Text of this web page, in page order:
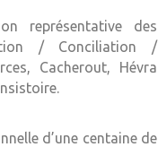
représentative des
/ Conciliation /
Cacherout, Hévra
d’une centaine de